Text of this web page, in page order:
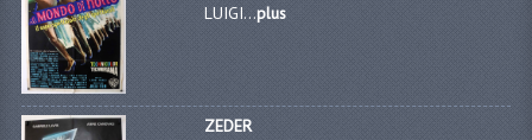
LUIGI...plus
ZEDER